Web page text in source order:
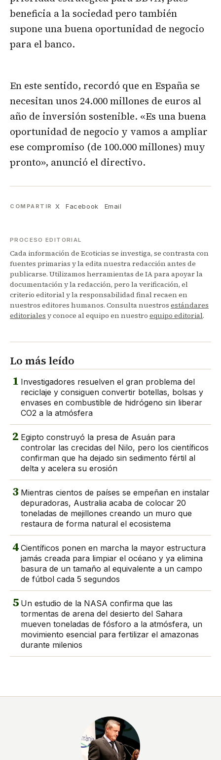
beneficia a la sociedad pero también
supone una buena oportunidad de negocio
para el banco.
En este sentido, recordó que en España se
necesitan unos 24.000 millones de euros al
año de inversión sostenible. «Es una buena
oportunidad de negocio y vamos a ampliar
ese compromiso (de 100.000 millones) muy
pronto», anunció el directivo.
COMPARTIR X Facebook Email
PROCESO EDITORIAL
Cada información de Ecoticias se investiga, se contrasta con
fuentes primarias y la edita nuestra redacción antes de
publicarse. Utilizamos herramientas de IA para apoyar la
documentación y la redacción, pero la verificación, el
criterio editorial y la responsabilidad final recaen en
nuestros editores humanos. Consulta nuestros estándares
editoriales y conoce al equipo en nuestro equipo editorial.
Lo más leído
1 Investigadores resuelven el gran problema del
reciclaje y consiguen convertir botellas, bolsas y
envases en combustible de hidrógeno sin liberar
CO2 a la atmósfera
2 Egipto construyó la presa de Asuán para
controlar las crecidas del Nilo, pero los científicos
confirman que ha dejado sin sedimento fértil al
delta y acelera su erosión
3 Mientras cientos de países se empeñan en instalar
depuradoras, Australia acaba de colocar 20
toneladas de mejillones creando un muro que
restaura de forma natural el ecosistema
4 Científicos ponen en marcha la mayor estructura
jamás creada para limpiar el océano y ya elimina
basura de un tamaño al equivalente a un campo
de fútbol cada 5 segundos
5 Un estudio de la NASA confirma que las
tormentas de arena del desierto del Sahara
mueven toneladas de fósforo a la atmósfera, un
movimiento esencial para fertilizar el amazonas
durante milenios